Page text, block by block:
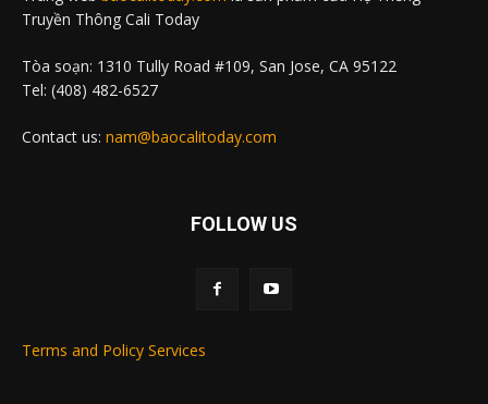
Truyền Thông Cali Today
Tòa soạn: 1310 Tully Road #109, San Jose, CA 95122
Tel: (408) 482-6527
Contact us: nam@baocalitoday.com
FOLLOW US
Terms and Policy Services